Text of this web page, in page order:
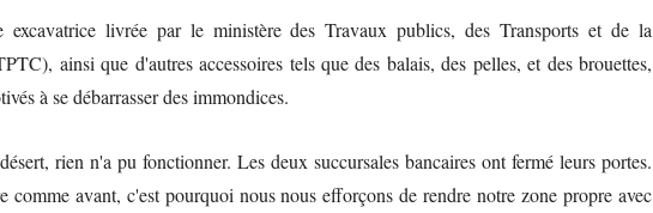
livrée par le ministère des Travaux publics, des Transports et de la
ainsi que d'autres accessoires tels que des balais, des pelles, et des brouettes,
à se débarrasser des immondices.
rien n'a pu fonctionner. Les deux succursales bancaires ont fermé leurs portes.
comme avant, c'est pourquoi nous nous efforçons de rendre notre zone propre avec